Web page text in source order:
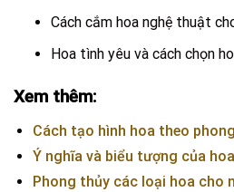
Cách cắm hoa nghệ thuật
Hoa tình yêu và cách chọn
Xem thêm:
Cách tạo hình hoa theo
Ý nghĩa và biểu tượng của
Phong thủy các loại hoa cho